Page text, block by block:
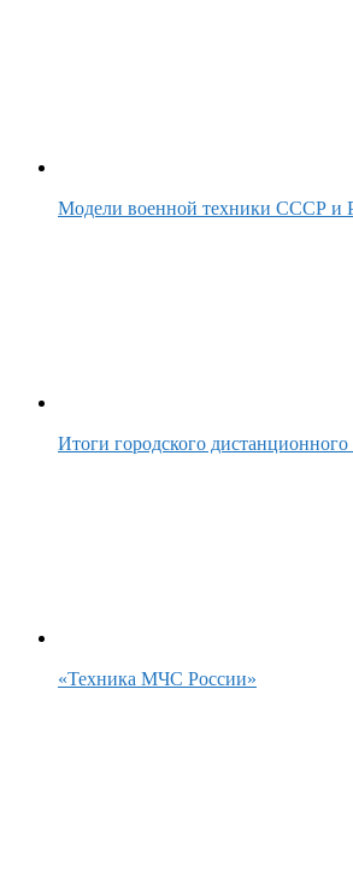
Модели военной техники СССР и
Итоги городского
«Техника МЧС России»